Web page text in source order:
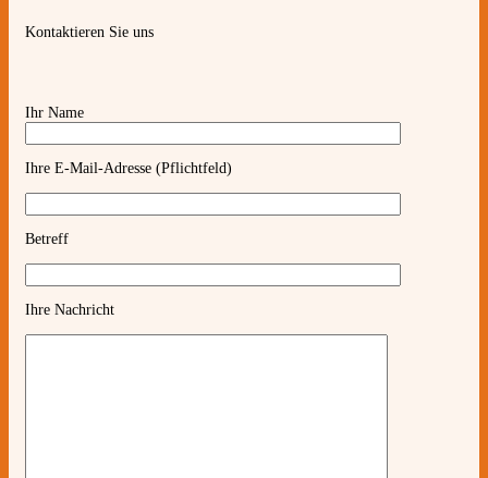
Kontaktieren Sie uns
Ihr Name
Ihre E-Mail-Adresse (Pflichtfeld)
Betreff
Ihre Nachricht